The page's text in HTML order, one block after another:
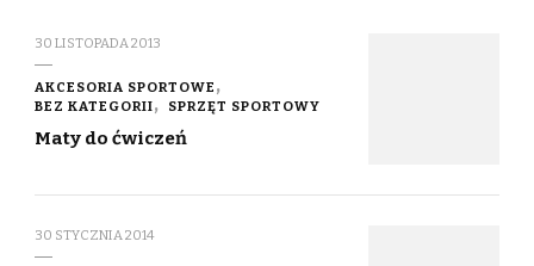
30 LISTOPADA 2013
AKCESORIA SPORTOWE
BEZ KATEGORII
SPRZĘT SPORTOWY
Maty do ćwiczeń
30 STYCZNIA 2014